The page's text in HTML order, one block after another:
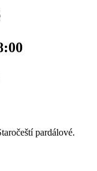
pardálové.